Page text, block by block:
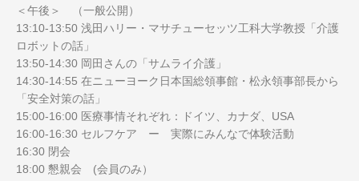
＜午後＞ （一般公開）
13:10-13:50 浅田ハリー・マサチューセッツ工科大学教授「介護
ロボットの話」
13:50-14:30 岡田さんの「サムライ介護」
14:30-14:55 在ニューヨーク日本国総領事館・松永領事部長から
「安全対策の話」
15:00-16:00 医療事情それぞれ：ドイツ、カナダ、USA
16:00-16:30 セルフケア ー 実際にみんなで体験活動
16:30 閉会
18:00 懇親会 (会員のみ）